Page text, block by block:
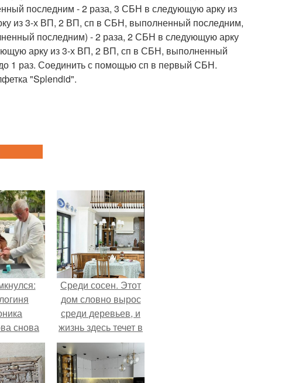
последним - 2 раза, 3 СБН в следующую арку из
из 3-х ВП, 2 ВП, сп в СБН, выполненный последним,
последним) - 2 раза, 2 СБН в следующую арку
арку из 3-х ВП, 2 ВП, сп в СБН, выполненный
1 раз. Соединить с помощью сп в первый СБН.
"Splendid".
снова
за
мужа.
Среди сосен. Этот
дом словно вырос
среди деревьев, и
жизнь здесь течет в
собственном ритме
- спокойно, без
спешки и лишнего